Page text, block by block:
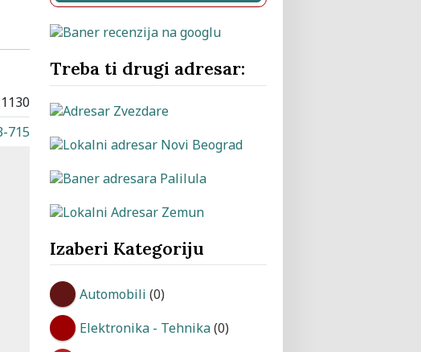
715
Treba ti drugi adresar:
Izaberi Kategoriju
Automobili (0)
Elektronika - Tehnika(0)